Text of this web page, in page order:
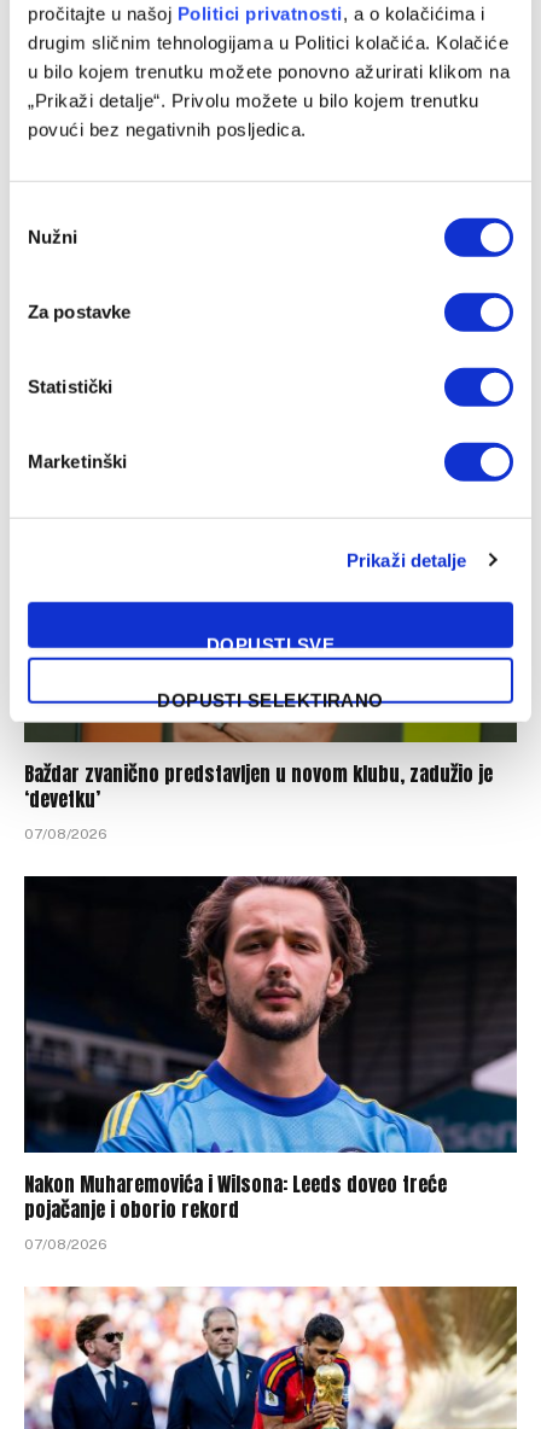
pročitajte u našoj Politici privatnosti, a o kolačićima i
drugim sličnim tehnologijama u Politici kolačića. Kolačiće
u bilo kojem trenutku možete ponovno ažurirati klikom na
„Prikaži detalje“. Privolu možete u bilo kojem trenutku
povući bez negativnih posljedica.
Selection
Nužni
Za postavke
Statistički
Marketinški
Prikaži detalje
DOPUSTI SVE
DOPUSTI SELEKTIRANO
SLIČNE OBJAVE
Italijanski mediji: Alajbegović sutra debituje za Juventus
Baždar zvanično predstavljen u novom klubu, zadužio je
‘devetku’
07/08/2026
Nakon Muharemovića i Wilsona: Leeds doveo treće
pojačanje i oborio rekord
07/08/2026